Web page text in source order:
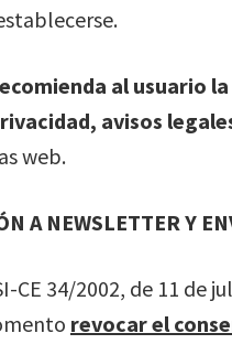
al usuario
avisos
web.
A NEWSLETTER Y
CE 34/2002, de 11
revocar el